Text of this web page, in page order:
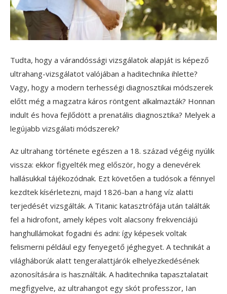
Tudta, hogy a várandóssági vizsgálatok alapját is képező
ultrahang-vizsgálatot valójában a haditechnika ihlette?
Vagy, hogy a modern terhességi diagnosztikai módszerek
előtt még a magzatra káros röntgent alkalmazták? Honnan
indult és hova fejlődött a prenatális diagnosztika? Melyek a
legújabb vizsgálati módszerek?
Az ultrahang története egészen a 18. század végéig nyúlik
vissza: ekkor figyelték meg először, hogy a denevérek
hallásukkal tájékozódnak. Ezt követően a tudósok a fénnyel
kezdtek kísérletezni, majd 1826-ban a hang víz alatti
terjedését vizsgálták. A Titanic katasztrófája után találták
fel a hidrofont, amely képes volt alacsony frekvenciájú
hanghullámokat fogadni és adni: így képesek voltak
felismerni például egy fenyegető jéghegyet. A technikát a
világháborúk alatt tengeralattjárók elhelyezkedésének
azonosítására is használták. A haditechnika tapasztalatait
megfigyelve, az ultrahangot egy skót professzor, Ian